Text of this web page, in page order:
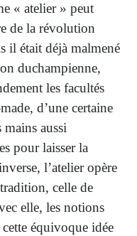
« atelier » peut
de la révolution
il était déjà malmené
duchampienne,
les facultés
d’une certaine
aussi
pour laisser la
l’atelier opère
celle de
elle, les notions
équivoque idée